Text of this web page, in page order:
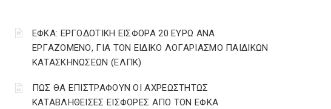
ΕΦΚΑ: ΕΡΓΟΔΟΤΙΚΗ ΕΙΣΦΟΡΑ 20 ΕΥΡΩ ΑΝΑ
ΕΡΓΑΖΟΜΕΝΟ, ΓΙΑ ΤΟΝ ΕΙΔΙΚΟ ΛΟΓΑΡΙΑΣΜΟ ΠΑΙΔΙΚΩΝ
ΚΑΤΑΣΚΗΝΩΣΕΩΝ (ΕΛΠΚ)
ΠΩΣ ΘΑ ΕΠΙΣΤΡΑΦΟΥΝ ΟΙ ΑΧΡΕΩΣΤΗΤΩΣ
ΚΑΤΑΒΛΗΘΕΙΣΕΣ ΕΙΣΦΟΡΕΣ ΑΠΟ ΤΟΝ ΕΦΚΑ